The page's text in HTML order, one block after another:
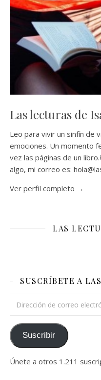
Las lecturas de
Leo para vivir un sinfín de
emociones. Un momento
vez las páginas de un
algo, mi correo es:
Ver perfil completo →
LAS
SUSCRÍBETE A
Suscribir
Únete a otros 1.211